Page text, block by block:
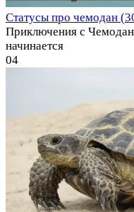
Статусы про чемодан
Приключения с
начинается
04